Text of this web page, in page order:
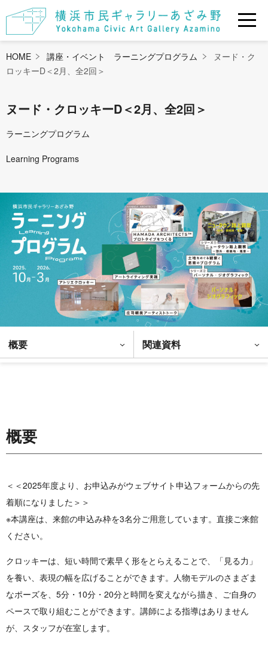
HOME 講座・イベント ラーニングプログラム
ヌード・ク
ロッキーD＜2月、全2回＞
ヌード・クロッキーD＜2月、全2回＞
ラーニングプログラム
Learning Programs
概要 関連資料
概要
＜＜2025年度より、お申込みがウェブサイト申込フォームからの先
着順になりました＞＞
※本講座は、来館の申込み枠を3名分ご用意しています。直接ご来館
ください。
クロッキーは、短い時間で素早く形をとらえることで、「見る力」
を養い、表現の幅を広げることができます。人物モデルのさまざま
なポーズを、5分・10分・20分と時間を変えながら描き、ご自身の
ペースで取り組むことができます。講師による指導はありません
が、スタッフが在室します。